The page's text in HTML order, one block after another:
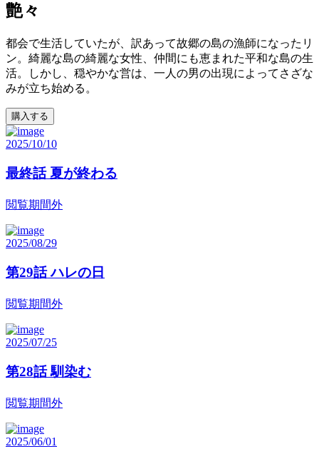
艶々
都会で生活していたが、訳あって故郷の島の漁師になったリ
ン。綺麗な島の綺麗な女性、仲間にも恵まれた平和な島の生
活。しかし、穏やかな営は、一人の男の出現によってさざな
みが立ち始める。
購入する
2025/10/10
最終話 夏が終わる
閲覧期間外
2025/08/29
第29話 ハレの日
閲覧期間外
2025/07/25
第28話 馴染む
閲覧期間外
2025/06/01